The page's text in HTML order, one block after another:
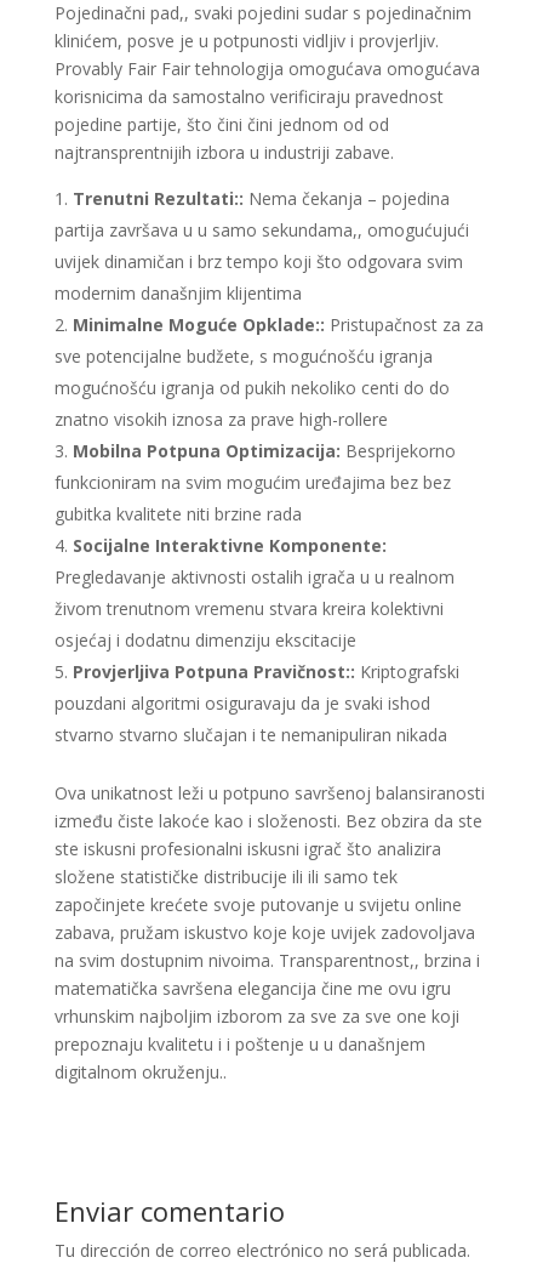
Pojedinačni pad,, svaki pojedini sudar s pojedinačnim
klinićem, posve je u potpunosti vidljiv i provjerljiv.
Provably Fair Fair tehnologija omogućava omogućava
korisnicima da samostalno verificiraju pravednost
pojedine partije, što čini čini jednom od od
najtransprentnijih izbora u industriji zabave.
Trenutni Rezultati:: Nema čekanja – pojedina
partija završava u u samo sekundama,, omogućujući
uvijek dinamičan i brz tempo koji što odgovara svim
modernim današnjim klijentima
Minimalne Moguće Opklade:: Pristupačnost za za
sve potencijalne budžete, s mogućnošću igranja
mogućnošću igranja od pukih nekoliko centi do do
znatno visokih iznosa za prave high-rollere
Mobilna Potpuna Optimizacija: Besprijekorno
funkcioniram na svim mogućim uređajima bez bez
gubitka kvalitete niti brzine rada
Socijalne Interaktivne Komponente:
Pregledavanje aktivnosti ostalih igrača u u realnom
živom trenutnom vremenu stvara kreira kolektivni
osjećaj i dodatnu dimenziju ekscitacije
Provjerljiva Potpuna Pravičnost:: Kriptografski
pouzdani algoritmi osiguravaju da je svaki ishod
stvarno stvarno slučajan i te nemanipuliran nikada
Ova unikatnost leži u potpuno savršenoj balansiranosti
između čiste lakoće kao i složenosti. Bez obzira da ste
ste iskusni profesionalni iskusni igrač što analizira
složene statističke distribucije ili ili samo tek
započinjete krećete svoje putovanje u svijetu online
zabava, pružam iskustvo koje koje uvijek zadovoljava
na svim dostupnim nivoima. Transparentnost,, brzina i
matematička savršena elegancija čine me ovu igru
vrhunskim najboljim izborom za sve za sve one koji
prepoznaju kvalitetu i i poštenje u u današnjem
digitalnom okruženju..
Enviar comentario
Tu dirección de correo electrónico no será publicada.